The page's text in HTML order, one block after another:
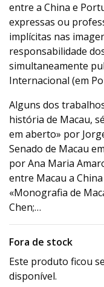
entre a China e
expressas ou
implícitas nas
responsabilidade
simultaneamente
Internacional (em
Alguns dos
história de Macau,
em aberto» por
Senado de Macau
por Ana Maria
entre Macau a
«Monografia de
Chen;…
Fora de stock
Este produto ficou
disponível.